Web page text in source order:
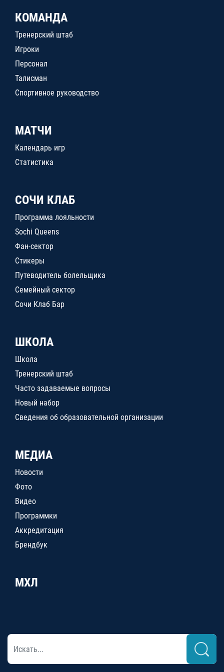
КОМАНДА
Тренерский штаб
Игроки
Персонал
Талисман
Спортивное руководство
МАТЧИ
Календарь игр
Статистика
СОЧИ КЛАБ
Программа лояльности
Sochi Queens
Фан-сектор
Стикеры
Путеводитель болельщика
Семейный сектор
Сочи Клаб Бар
ШКОЛА
Школа
Тренерский штаб
Часто задаваемые вопросы
Новый набор
Сведения об образовательной организации
МЕДИА
Новости
Фото
Видео
Программки
Аккредитация
Брендбук
МХЛ